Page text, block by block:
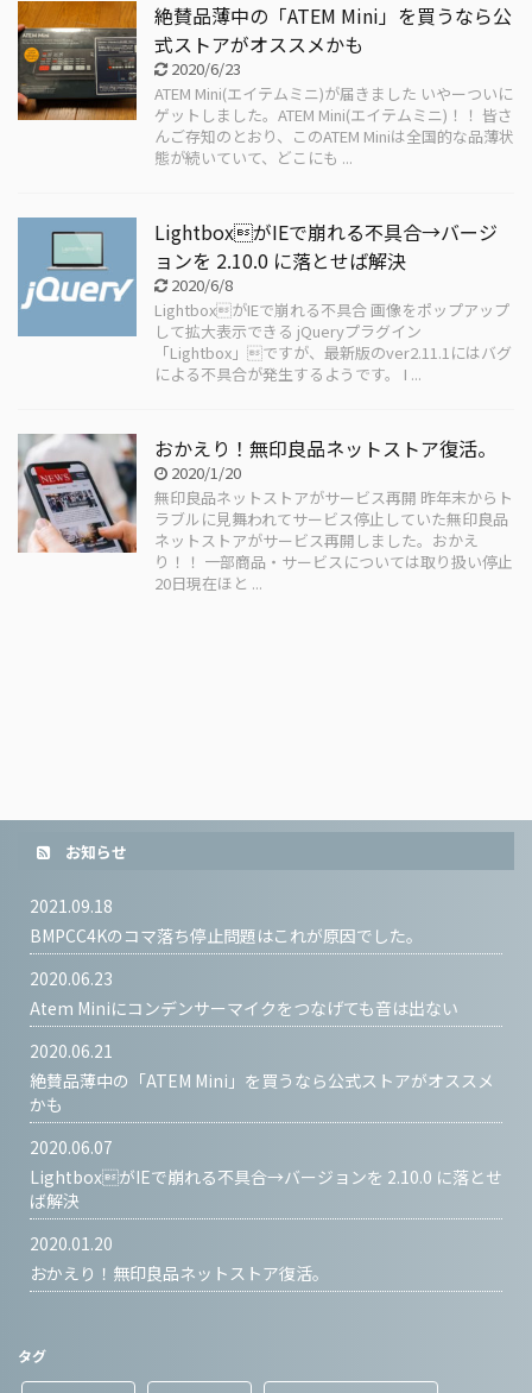
絶賛品薄中の「ATEM Mini」を買うなら公
式ストアがオススメかも
2020/6/23
ATEM Mini(エイテムミニ)が届きました いやーついに
ゲットしました。ATEM Mini(エイテムミニ)！！ 皆さ
んご存知のとおり、このATEM Miniは全国的な品薄状
態が続いていて、どこにも ...
LightboxがIEで崩れる不具合→バージ
ョンを 2.10.0 に落とせば解決
2020/6/8
LightboxがIEで崩れる不具合 画像をポップアップ
して拡大表示できる jQueryプラグイン
「Lightbox」ですが、最新版のver2.11.1にはバグ
による不具合が発生するようです。 I ...
おかえり！無印良品ネットストア復活。
2020/1/20
無印良品ネットストアがサービス再開 昨年末からト
ラブルに見舞われてサービス停止していた無印良品
ネットストアがサービス再開しました。おかえ
り！！ 一部商品・サービスについては取り扱い停止
20日現在ほと ...
お知らせ
2021.09.18
BMPCC4Kのコマ落ち停止問題はこれが原因でした。
2020.06.23
Atem Miniにコンデンサーマイクをつなげても音は出ない
2020.06.21
絶賛品薄中の「ATEM Mini」を買うなら公式ストアがオススメ
かも
2020.06.07
LightboxがIEで崩れる不具合→バージョンを 2.10.0 に落とせ
ば解決
2020.01.20
おかえり！無印良品ネットストア復活。
タグ